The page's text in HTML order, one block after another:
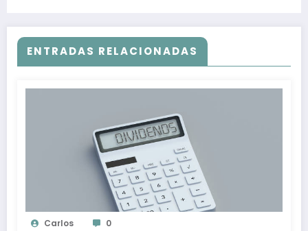
ENTRADAS RELACIONADAS
Carlos 0